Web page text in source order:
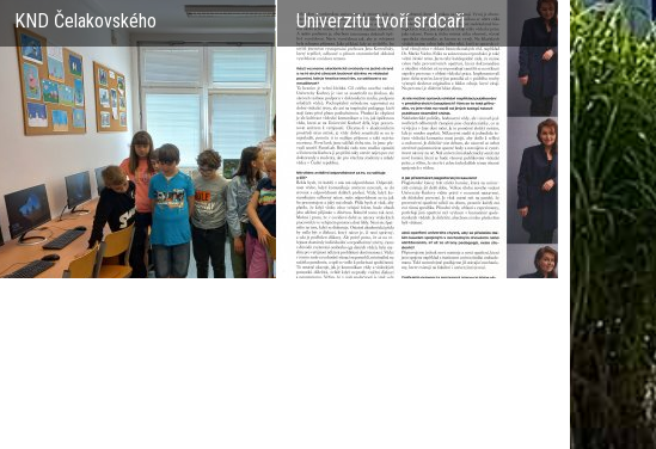
KND Čelakovského Univerzitu tvoří srdcaři